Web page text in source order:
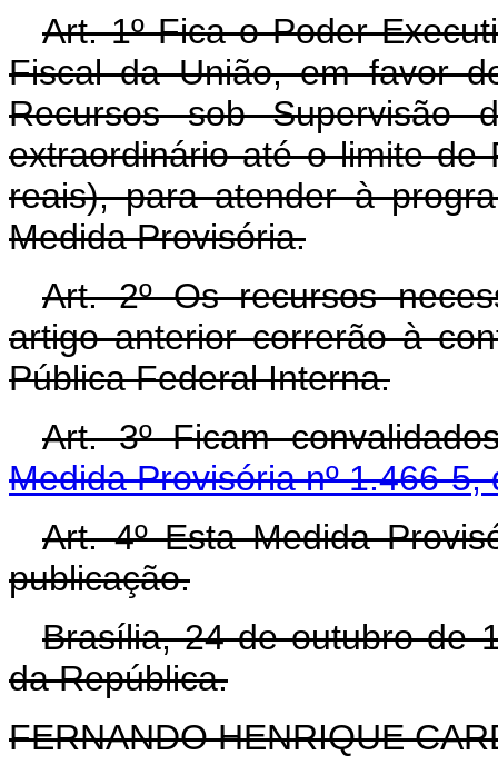
Art. 1º Fica o Poder
Fiscal da União, em favor
Recursos sob Supervisão
extraordinário até o limite de
reais), para atender à
Medida Provisória.
Art. 2º Os recursos
artigo anterior correrão à
Pública Federal Interna.
Art. 3º Ficam
Medida Provisória nº 1.466-
Art. 4º Esta Medida
publicação.
Brasília, 24 de outubro de
da República.
FERNANDO HENRIQUE